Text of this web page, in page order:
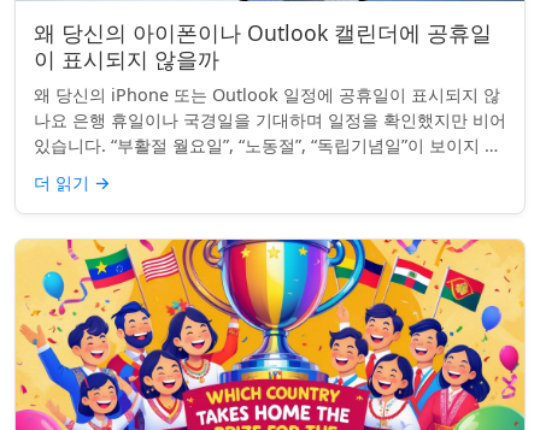
왜 당신의 아이폰이나 Outlook 캘린더에 공휴일
이 표시되지 않을까
왜 당신의 iPhone 또는 Outlook 일정에 공휴일이 표시되지 않
나요 은행 휴일이나 국경일을 기대하며 일정을 확인했지만 비어
있습니다. “부활절 월요일”, “노동절”, “독립기념일”이 보이지 않
네요. iPhon...
더 읽기 →